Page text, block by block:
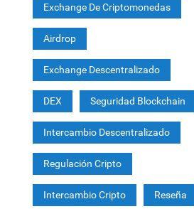
Exchange De Criptomonedas
Airdrop
Exchange Descentralizado
DEX Seguridad Blockchain
Intercambio Descentralizado
Regulación Cripto
Intercambio Cripto Reseña